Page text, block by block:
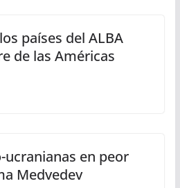
países del ALBA
de las Américas
ucranianas en peor
Medvedev